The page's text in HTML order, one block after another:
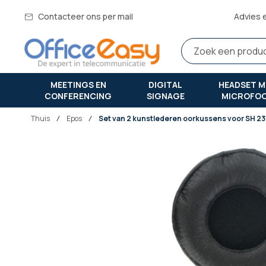
Contacteer ons per mail Advies
MEETINGS EN
CONFERENCING
DIGITAL
SIGNAGE
HEADSET
Thuis epos Set van 2 kunstlederen oorkussens voor SH